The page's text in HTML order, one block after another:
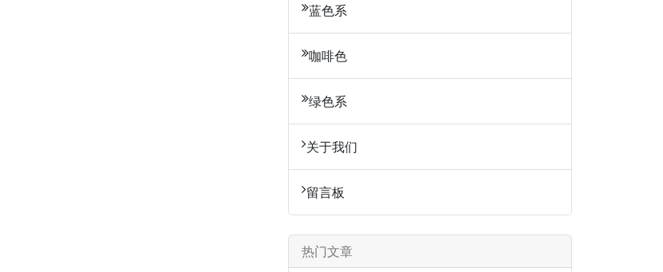
蓝色系
咖啡色
绿色系
关于我们
留言板
热门文章